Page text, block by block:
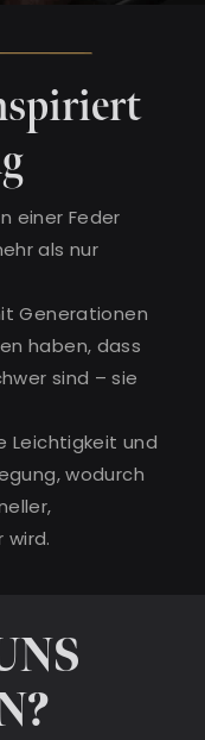
einer Feder
als nur
Generationen
haben, dass
sind – sie
Leichtigkeit und
wodurch
wird.